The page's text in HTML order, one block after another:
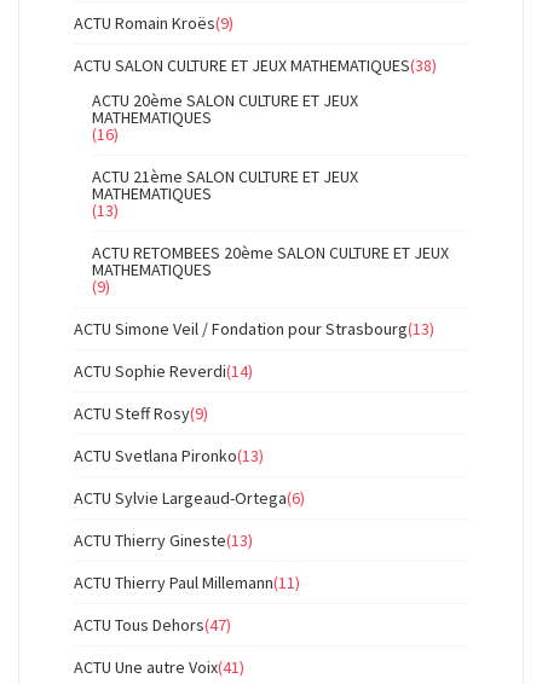
ACTU Romain Kroës(9)
ACTU SALON CULTURE ET JEUX MATHEMATIQUES(38)
ACTU 20ème SALON CULTURE ET JEUX
MATHEMATIQUES
(16)
ACTU 21ème SALON CULTURE ET JEUX
MATHEMATIQUES
(13)
ACTU RETOMBEES 20ème SALON CULTURE ET JEUX
MATHEMATIQUES
(9)
ACTU Simone Veil / Fondation pour Strasbourg(13)
ACTU Sophie Reverdi(14)
ACTU Steff Rosy(9)
ACTU Svetlana Pironko(13)
ACTU Sylvie Largeaud-Ortega(6)
ACTU Thierry Gineste(13)
ACTU Thierry Paul Millemann(11)
ACTU Tous Dehors(47)
ACTU Une autre Voix(41)